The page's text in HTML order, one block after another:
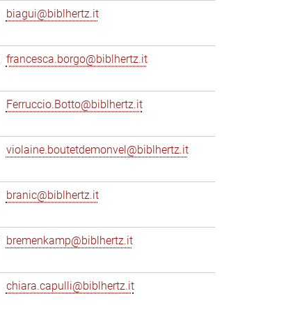
biagui@biblhertz.it
francesca.borgo@biblhertz.it
Ferruccio.Botto@biblhertz.it
violaine.boutetdemonvel@biblhertz.it
branic@biblhertz.it
bremenkamp@biblhertz.it
chiara.capulli@biblhertz.it